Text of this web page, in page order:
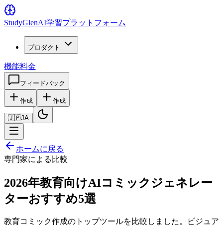
StudyGlenAI学習プラットフォーム
プロダクト
機能料金
フィードバック
作成 作成
🇯🇵JA
ホームに戻る
専門家による比較
2026年教育向けAIコミックジェネレー
ターおすすめ5選
教育コミック作成のトップツールを比較しました。ビジュア